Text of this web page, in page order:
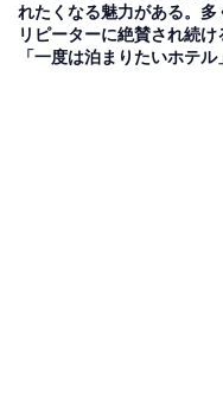
「フローラルヴィレッ
泉。全室和室の客室は
れたくなる魅力がある。多
リピーターに絶賛され続け
「一度は泊まりたいホテル